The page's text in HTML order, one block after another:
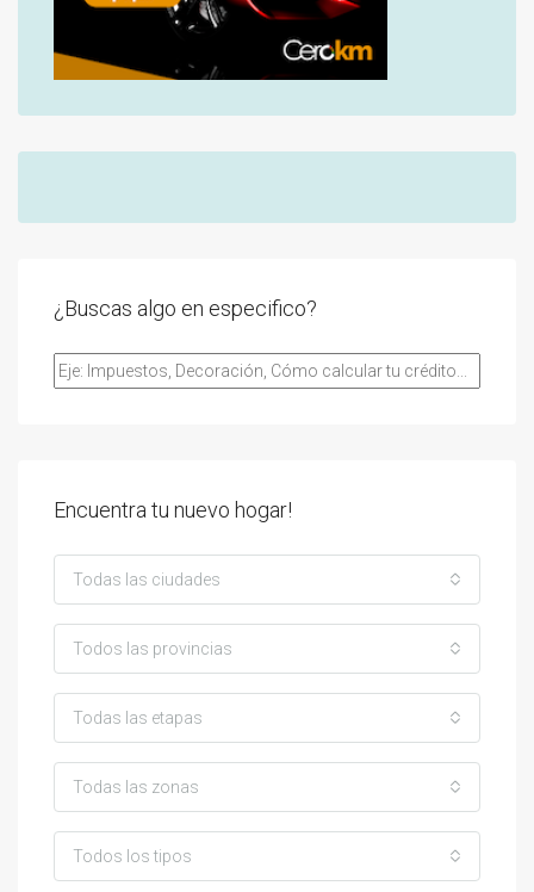
¿Buscas algo en especifico?
Encuentra tu nuevo hogar!
Todas las ciudades
Todos las provincias
Todas las etapas
Todas las zonas
Todos los tipos